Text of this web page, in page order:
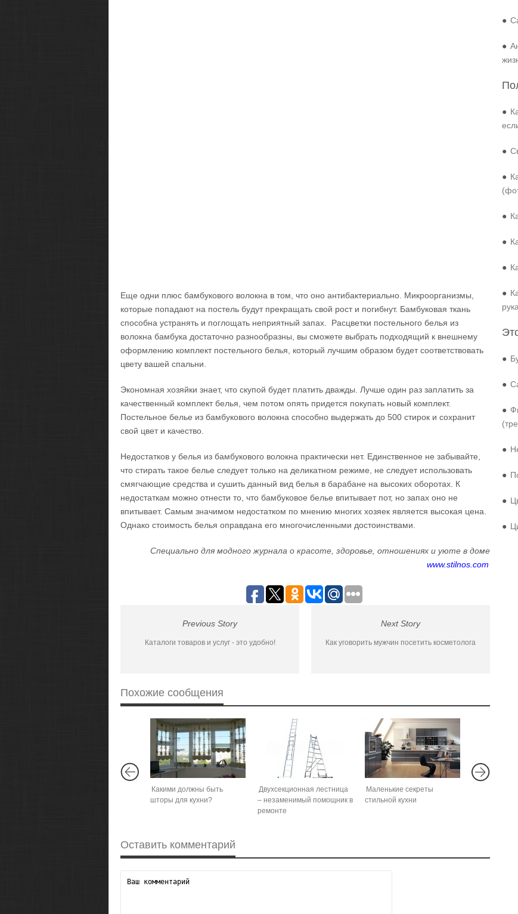
Еще одни плюс бамбукового волокна в том, что оно антибактериально. Микроорганизмы,
которые попадают на постель будут прекращать свой рост и погибнут. Бамбуковая ткань
способна устранять и поглощать неприятный запах.
Расцветки постельного белья из
волокна бамбука достаточно разнообразны, вы сможете выбрать подходящий к внешнему
оформлению комплект постельного белья, который лучшим образом будет соответствовать
цвету вашей спальни.
Экономная хозяйки знает, что скупой будет платить дважды. Лучше один раз заплатить за
качественный комплект белья, чем потом опять придется покупать новый комплект.
Постельное белье из бамбукового волокна способно выдержать до 500 стирок и сохранит
свой цвет и качество.
Недостатков у белья из бамбукового волокна практически нет. Единственное не забывайте,
что стирать такое белье следует только на деликатном режиме, не следует использовать
смягчающие средства и сушить данный вид белья в барабане на высоких оборотах. К
недостаткам можно отнести то, что бамбуковое белье впитывает пот, но запах оно не
впитывает. Самым значимом недостатком по мнению многих хозяек является высокая цена.
Однако стоимость белья оправдана его многочисленными достоинствами.
Специально для модного журнала о красоте, здоровье, отношениях и уюте в доме
www.stilnos.com
Previous Story
Каталоги товаров и услуг - это удобно!
Next Story
Как уговорить мужчин посетить косметолога
Похожие сообщения
Какими должны быть
шторы для кухни?
Двухсекционная лестница
– незаменимый помощник в
ремонте
Маленькие секреты
стильной кухни
Оставить комментарий
●
●
●
●
●
●
●
●
●
●
●
●
●
●
●
●